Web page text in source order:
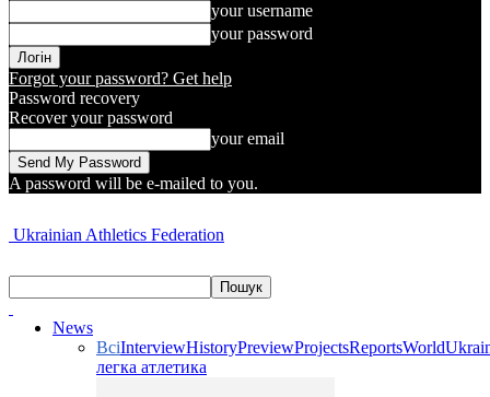
your username
your password
Forgot your password? Get help
Password recovery
Recover your password
your email
A password will be e-mailed to you.
Ukrainian Athletics Federation
News
ВсіInterviewHistoryPreviewProjectsReportsWorld
легка атлетика